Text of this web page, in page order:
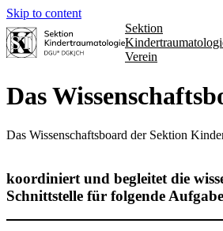
Skip to content
Sektion
Verein
Das
Das Wissenschaftsboard der Sektion
koordiniert und begleitet die
Schnittstelle für folgende